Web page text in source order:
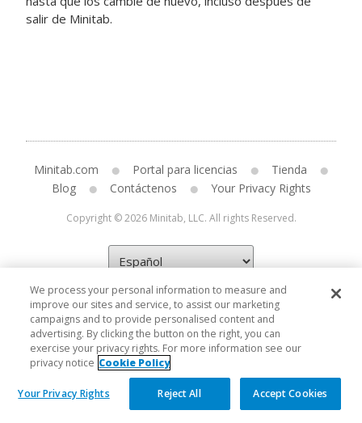
salir de Minitab.
Minitab.com Portal para licencias
Tienda
Blog
Contáctenos Your Privacy Rights
Copyright © 2026 Minitab, LLC. All rights Reserved.
We process your personal information to measure and
improve our sites and service, to assist our marketing
campaigns and to provide personalised content and
advertising. By clicking the button on the right, you can
exercise your privacy rights. For more information see our
privacy notice Cookie Policy
Your Privacy Rights Reject All Accept Cookies